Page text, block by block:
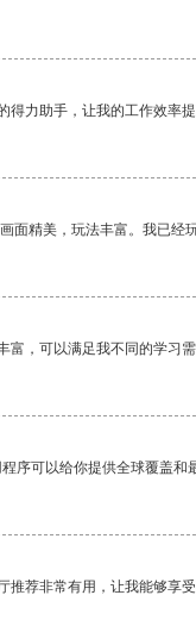
得力助手，让我的工作效率
面精美，玩法丰富。我已经
富，可以满足我不同的学习
序可以给你提供全球覆盖和
推荐非常有用，让我能够享受